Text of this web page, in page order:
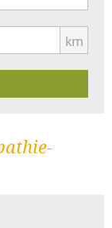
km